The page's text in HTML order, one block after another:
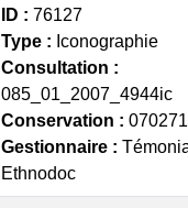
ID : 76127
Type : Iconographie
Consultation :
085_01_2007_4944ic
Conservation :
Gestionnaire :
Ethnodoc